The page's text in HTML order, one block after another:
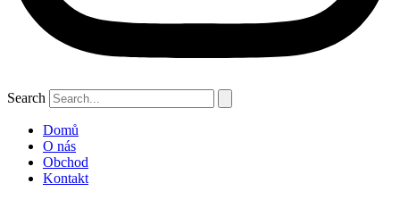
Search
Domů
O nás
Obchod
Kontakt